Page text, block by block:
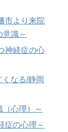
市より来院
意識～
神経症の心
なる/静岡
心理）～
症の心理～